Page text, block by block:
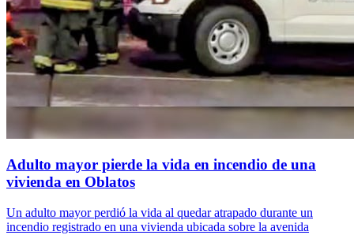
Adulto mayor pierde la vida en incendio de una
vivienda en Oblatos
Un adulto mayor perdió la vida al quedar atrapado durante un
incendio registrado en una vivienda ubicada sobre la avenida